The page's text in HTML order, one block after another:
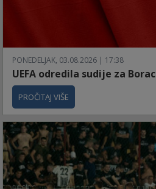
PONEDELJAK, 03.08.2026 | 17:38
UEFA odredila sudije za
PROČITAJ VIŠE